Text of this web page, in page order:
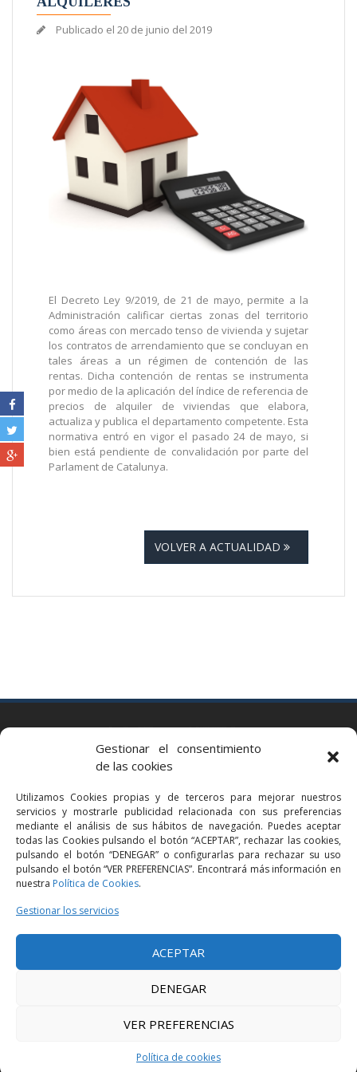
Gestionar el consentimiento
de las cookies
Utilizamos Cookies propias y de terceros para mejorar nuestros
servicios y mostrarle publicidad relacionada con sus preferencias
mediante el análisis de sus hábitos de navegación. Puedes aceptar
todas las Cookies pulsando el botón “ACEPTAR”, rechazar las cookies,
pulsando el botón “DENEGAR” o configurarlas para rechazar su uso
pulsando el botón “VER PREFERENCIAS”. Encontrará más información en
nuestra Política de Cookies.
Gestionar los servicios
ACEPTAR
DENEGAR
VER PREFERENCIAS
Política de cookies
Publicado el 20 de junio del 2019
El Decreto Ley 9/2019, de 21 de mayo, permite a la
Administración calificar ciertas zonas del territorio
como áreas con mercado tenso de vivienda y sujetar
los contratos de arrendamiento que se concluyan en
tales áreas a un régimen de contención de las
rentas. Dicha contención de rentas se instrumenta
por medio de la aplicación del índice de referencia de
precios de alquiler de viviendas que elabora,
actualiza y publica el departamento competente. Esta
normativa entró en vigor el pasado 24 de mayo, si
bien está pendiente de convalidación por parte del
Parlament de Catalunya.
VOLVER A ACTUALIDAD
Via Augusta 2 bis, 3º, 08006 Barcelona
bcn@bellavistalegal.eu
GRANOLLERS
C/ Sant Jaume, 16 1r, 08401 Granollers (Bcn)
+34 93 860 39 60
grn@bellavistalegal.eu
MADRID
+34 91 431 98 21 | +34 91 431 98 95
mad@bellavistalegal.eu
© 2016 Bellavista Legal - Todos los derechos reservados -
Diseño: